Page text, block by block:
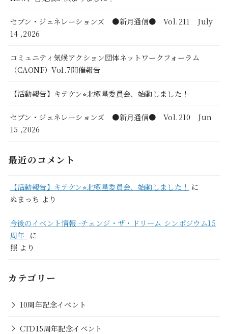
セブン・ジェネレーションズ ●新月通信● Vol.211 July
14 ,2026
コミュニティ気候アクション団体ネットワークフォーラム
（CAONF）Vol.7開催報告
【活動報告】キテケン⭐︎北極星委員会、始動しました！
セブン・ジェネレーションズ ●新月通信● Vol.210 Jun
15 ,2026
最近のコメント
【活動報告】キテケン⭐︎北極星委員会、始動しました！
に
ぬまっち より
今後のイベント情報 -チェンジ・ザ・ドリーム シンポジウム15
周年- に
照 より
カテゴリー
10周年記念イベント
CTD15周年記念イベント